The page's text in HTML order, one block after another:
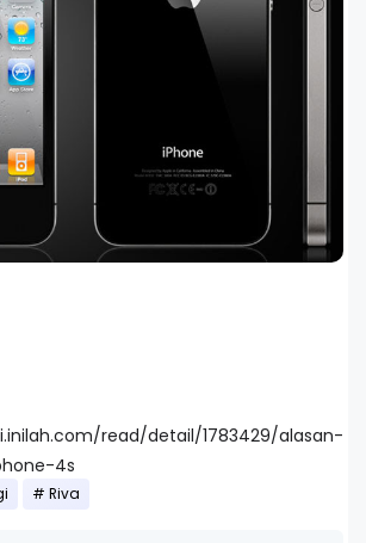
read/detail/1783429/alasan-
4s
Riva